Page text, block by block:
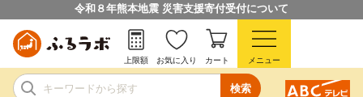
令和８年熊本地震 災害支援寄付受付について
検索
上限額 お気に入り カート メニュー